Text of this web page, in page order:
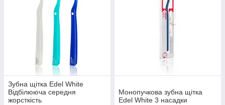
Зубна щітка Edel White
Відбілююча середня
жорсткість
Монопучкова зубна щітка
Edel White 3 насадки